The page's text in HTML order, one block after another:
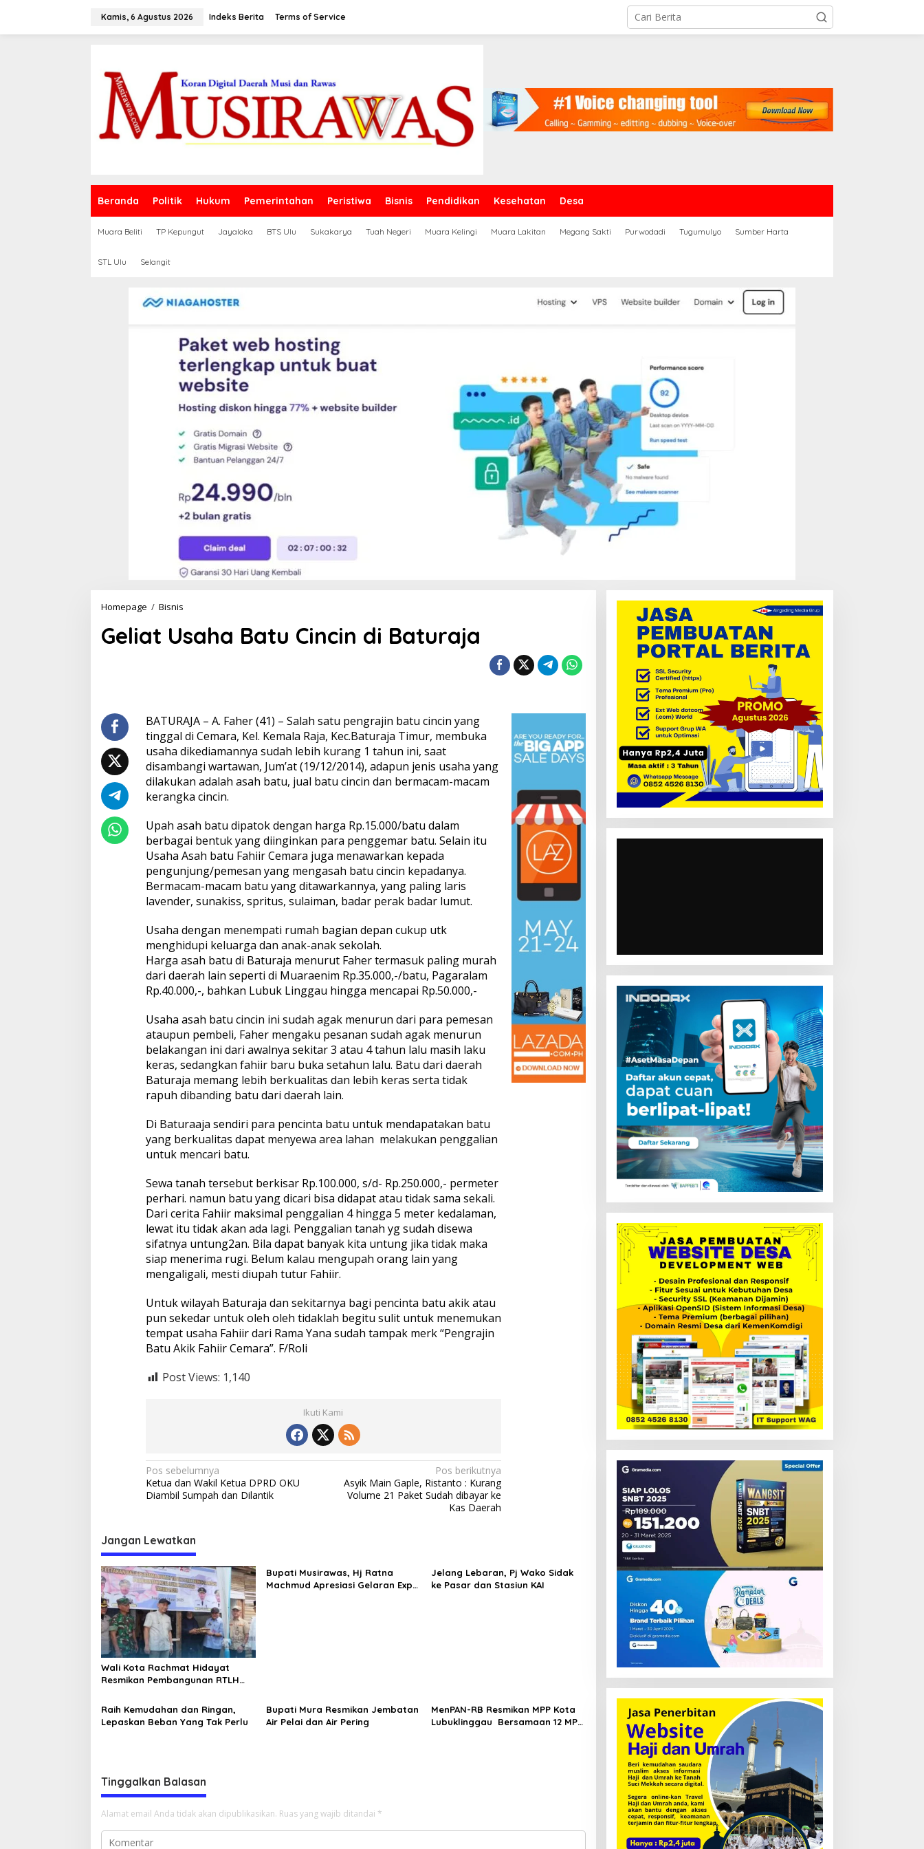
Kamis, 6 Agustus 2026 Indeks Berita Terms of Service
Beranda Politik Hukum Pemerintahan Peristiwa Bisnis Pendidikan Kesehatan Desa
Muara Beliti TP Kepungut Jayaloka BTS Ulu Sukakarya Tuah Negeri Muara Kelingi Muara Lakitan Megang Sakti Purwodadi Tugumulyo Sumber Harta
STL Ulu Selangit
Homepage / Bisnis
l
i
h
a
B
a
t
u
C
i
c
i
n
d
i
B
a
u
r
a
j
a
Geliat Usaha Batu Cincin di Baturaja
BATURAJA – A. Faher (41) – Salah satu pengrajin batu cincin yang
tinggal di Cemara, Kel. Kemala Raja, Kec.Baturaja Timur, membuka
usaha dikediamannya sudah lebih kurang 1 tahun ini, saat
disambangi wartawan, Jum’at (19/12/2014), adapun jenis usaha yang
dilakukan adalah asah batu, jual batu cincin dan bermacam-macam
kerangka cincin.
Upah asah batu dipatok dengan harga Rp.15.000/batu dalam
berbagai bentuk yang diinginkan para penggemar batu. Selain itu
Usaha Asah batu Fahiir Cemara juga menawarkan kepada
pengunjung/pemesan yang mengasah batu cincin kepadanya.
Bermacam-macam batu yang ditawarkannya, yang paling laris
lavender, sunakiss, spritus, sulaiman, badar perak badar lumut.
Usaha dengan menempati rumah bagian depan cukup utk
menghidupi keluarga dan anak-anak sekolah.
Harga asah batu di Baturaja menurut Faher termasuk paling murah
dari daerah lain seperti di Muaraenim Rp.35.000,-/batu, Pagaralam
Rp.40.000,-, bahkan Lubuk Linggau hingga mencapai Rp.50.000,-
Usaha asah batu cincin ini sudah agak menurun dari para pemesan
ataupun pembeli, Faher mengaku pesanan sudah agak menurun
belakangan ini dari awalnya sekitar 3 atau 4 tahun lalu masih laku
keras, sedangkan fahiir baru buka setahun lalu. Batu dari daerah
Baturaja memang lebih berkualitas dan lebih keras serta tidak
rapuh dibanding batu dari daerah lain.
Di Baturaaja sendiri para pencinta batu untuk mendapatakan batu
yang berkualitas dapat menyewa area lahan melakukan penggalian
untuk mencari batu.
Sewa tanah tersebut berkisar Rp.100.000, s/d- Rp.250.000,- permeter
perhari. namun batu yang dicari bisa didapat atau tidak sama sekali.
Dari cerita Fahiir maksimal penggalian 4 hingga 5 meter kedalaman,
lewat itu tidak akan ada lagi. Penggalian tanah yg sudah disewa
sifatnya untung2an. Bila dapat banyak kita untung jika tidak maka
siap menerima rugi. Belum kalau mengupah orang lain yang
mengaligali, mesti diupah tutur Fahiir.
Untuk wilayah Baturaja dan sekitarnya bagi pencinta batu akik atau
pun sekedar untuk oleh oleh tidaklah begitu sulit untuk menemukan
tempat usaha Fahiir dari Rama Yana sudah tampak merk “Pengrajin
Batu Akik Fahiir Cemara”. F/Roli
Post Views: 1,140
Ikuti Kami
N
a
i
g
a
s
i
p
o
s
Pos sebelumnya
Ketua dan Wakil Ketua DPRD OKU
Diambil Sumpah dan Dilantik
Pos berikutnya
Asyik Main Gaple, Ristanto : Kurang
Volume 21 Paket Sudah dibayar ke
Kas Daerah
Jangan Lewatkan
Wali Kota Rachmat Hidayat
Resmikan Pembangunan RTLH
Bupati Musirawas, Hj Ratna
Machmud Apresiasi Gelaran Expo
Jelang Lebaran, Pj Wako Sidak
ke Pasar dan Stasiun KAI
Raih Kemudahan dan Ringan,
Lepaskan Beban Yang Tak Perlu
Bupati Mura Resmikan Jembatan
Air Pelai dan Air Pering
MenPAN-RB Resmikan MPP Kota
Lubuklinggau Bersamaan 12 MPP
Tinggalkan Balasan
Alamat email Anda tidak akan dipublikasikan. Ruas yang wajib ditandai *